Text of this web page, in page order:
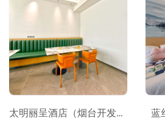
太明丽呈酒店（烟台开发区）_携程 蓝